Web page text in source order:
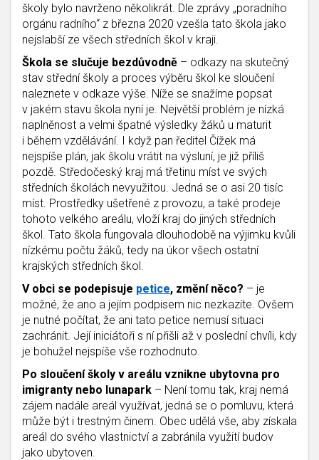
školy bylo navrženo několikrát. Dle zprávy „poradního
orgánu radního“ z března 2020 vzešla tato škola jako
nejslabší ze všech středních škol v kraji.
Škola se slučuje bezdůvodně – odkazy na skutečný
stav střední školy a proces výběru škol ke sloučení
naleznete v odkaze výše. Níže se snažíme popsat
v jakém stavu škola nyní je. Největší problém je nízká
naplněnost a velmi špatné výsledky žáků u maturit
i během vzdělávání. I když pan ředitel Čížek má
nejspíše plán, jak školu vrátit na výsluní, je již příliš
pozdě. Středočeský kraj má třetinu míst ve svých
středních školách nevyužitou. Jedná se o asi 20 tisíc
míst. Prostředky ušetřené z provozu, a také prodeje
tohoto velkého areálu, vloží kraj do jiných středních
škol. Tato škola fungovala dlouhodobě na výjimku kvůli
nízkému počtu žáků, tedy na úkor všech ostatní
krajských středních škol.
V obci se podepisuje petice, změní něco? – je
možné, že ano a jejím podpisem nic nezkazíte. Ovšem
je nutné počítat, že ani tato petice nemusí situaci
zachránit. Její iniciátoři s ní přišli až v poslední chvíli, kdy
je bohužel nejspíše vše rozhodnuto.
Po sloučení školy v areálu vznikne ubytovna pro
imigranty nebo lunapark – Není tomu tak, kraj nemá
zájem nadále areál využívat, jedná se o pomluvu, která
může být i trestným činem. Obec udělá vše, aby získala
areál do svého vlastnictví a zabránila využití budov
jako ubytoven.